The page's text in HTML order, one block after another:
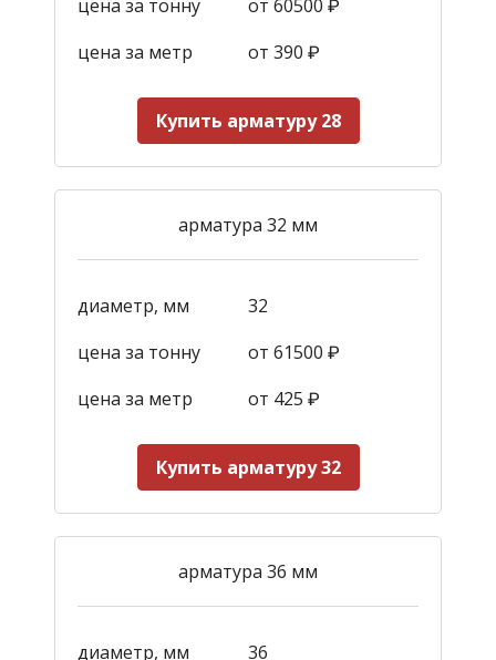
цена за тонну
от 60500 ₽
цена за метр
от 390 ₽
Купить арматуру 28
арматура 32 мм
диаметр, мм
32
цена за тонну
от 61500 ₽
цена за метр
от 425 ₽
Купить арматуру 32
арматура 36 мм
диаметр, мм 36